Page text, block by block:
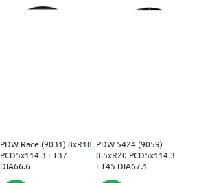
PDW Race (9031) 8xR18
PCD5x114.3 ET37
DIA66.6
PDW 5424 (9059)
8.5xR20 PCD5x114.3
ET45 DIA67.1